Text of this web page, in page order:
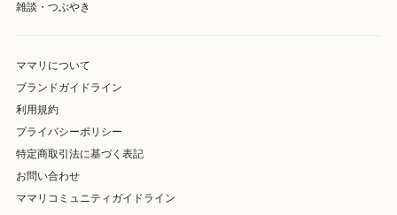
雑談・つぶやき
ママリについて
ブランドガイドライン
利用規約
プライバシーポリシー
特定商取引法に基づく表記
お問い合わせ
ママリコミュニティガイドライン